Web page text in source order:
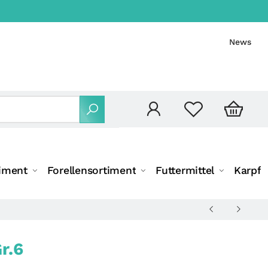
News
Forellensortiment Futtermittel